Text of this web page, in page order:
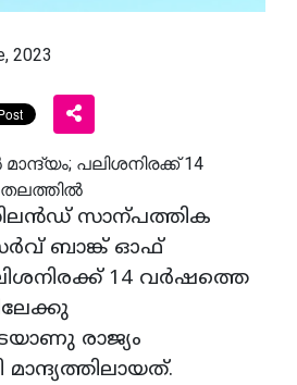
2023
സാന്പത്തിക
ബാങ്ക് ഓഫ്
14 വര്‍ഷത്തെ
രാജ്യം